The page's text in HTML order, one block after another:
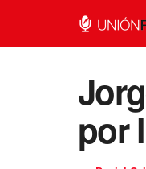
por